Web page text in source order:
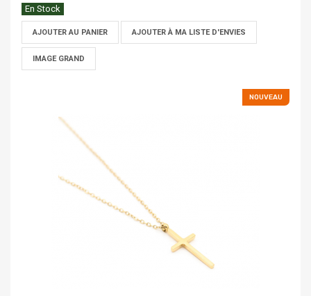
En Stock
AJOUTER AU PANIER AJOUTER À MA LISTE D'ENVIES
IMAGE GRAND
NOUVEAU